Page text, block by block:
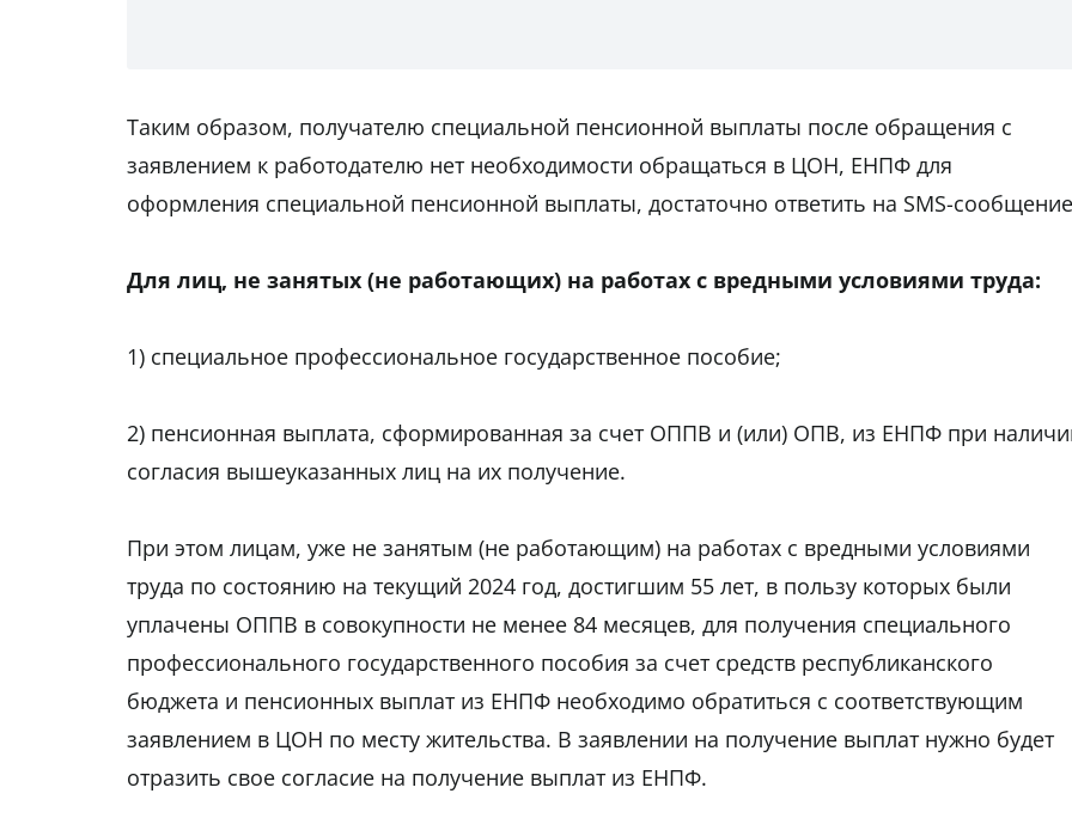
Таким образом, получателю специальной пенсионной выплаты после обращения с
заявлением к работодателю нет необходимости обращаться в ЦОН, ЕНПФ для
оформления специальной пенсионной выплаты, достаточно ответить на SMS-
Для лиц, не занятых (не работающих) на работах с вредными условиями труда:
1) специальное профессиональное государственное пособие;
2) пенсионная выплата, сформированная за счет ОППВ и (или) ОПВ, из ЕНПФ при
согласия вышеуказанных лиц на их получение.
При этом лицам, уже не занятым (не работающим) на работах с вредными условиями
труда по состоянию на текущий 2024 год, достигшим 55 лет, в пользу которых были
уплачены ОППВ в совокупности не менее 84 месяцев, для получения специального
профессионального государственного пособия за счет средств республиканского
бюджета и пенсионных выплат из ЕНПФ необходимо обратиться с соответствующим
заявлением в ЦОН по месту жительства. В заявлении на получение выплат нужно будет
отразить свое согласие на получение выплат из ЕНПФ.